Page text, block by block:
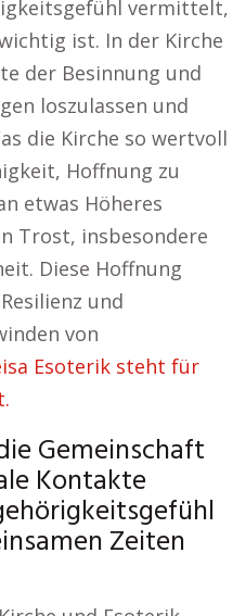
vermittelt,
ist. In der Kirche
der Besinnung und
loszulassen und
die Kirche so wertvoll
Hoffnung zu
etwas Höheres
Trost, insbesondere
Diese Hoffnung
und
von
Esoterik steht für
Gemeinschaft
Kontakte
Zeiten